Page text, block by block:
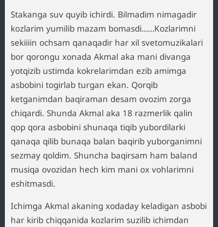
Stakanga suv quyib ichirdi. Bilmadim nimagadir
kozlarim yumilib mazam bomasdi……Kozlarimni
sekiiiin ochsam qanaqadir har xil svetomuzikalari
bor qorongu xonada Akmal aka mani divanga
yotqizib ustimda kokrelarimdan ezib amimga
asbobini togirlab turgan ekan. Qorqib
ketganimdan baqiraman desam ovozim zorga
chiqardi. Shunda Akmal aka 18 razmerlik qalin
qop qora asbobini shunaqa tiqib yubordilarki
qanaqa qilib bunaqa balan baqirib yuborganimni
sezmay qoldim. Shuncha baqirsam ham baland
musiqa ovozidan hech kim mani ox vohlarimni
eshitmasdi.
Ichimga Akmal akaning xodaday keladigan asbobi
har kirib chiqqanida kozlarim suzilib ichimdan